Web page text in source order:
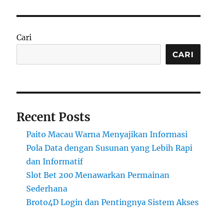
Cari
CARI
Recent Posts
Paito Macau Warna Menyajikan Informasi
Pola Data dengan Susunan yang Lebih Rapi
dan Informatif
Slot Bet 200 Menawarkan Permainan
Sederhana
Broto4D Login dan Pentingnya Sistem Akses